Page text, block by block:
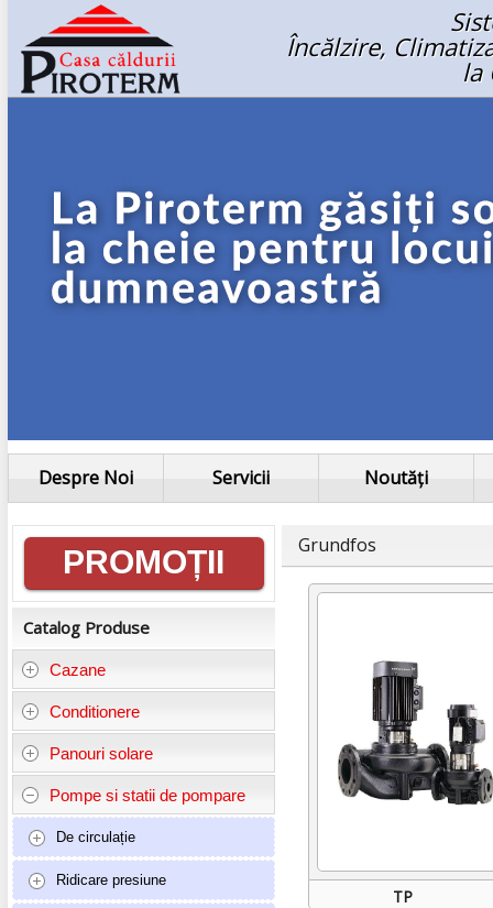
Încălzire,
la
Despre Noi Servicii
Noutăți
Informații
generale
PROMOȚII
Catalog Produse
Cazane
Conditionere
Panouri solare
Pompe si statii de pompare
De circulație
Ridicare presiune
Grundfos
TP